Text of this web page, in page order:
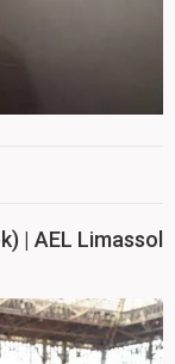
| AEL Limassol